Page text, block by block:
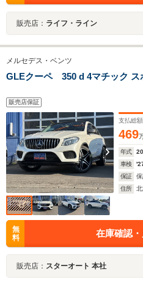
販売店： ライフ・ライン
メルセデス・ベンツ
GLEクーペ 350 d 4マチック ス
販売店保証
支払総額
469
年式
車検
保証
住所
無
料
在庫確認
販売店： スターオート 本社